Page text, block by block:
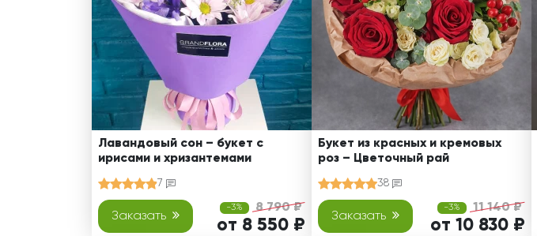
Лавандовый сон – букет с
ирисами и хризантемами
7
Заказать
-3% 8 790 ₽
от 8 550 ₽
Букет из красных и кремовых
роз – Цветочный рай
38
Заказать
-3% 11 140 ₽
от 10 830 ₽